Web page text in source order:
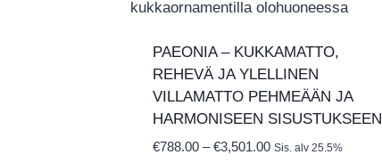
PAEONIA – KUKKAMATTO,
REHEVÄ JA YLELLINEN
VILLAMATTO PEHMEÄÄN JA
HARMONISEEN SISUSTUKSEEN
€788.00 – €3,501.00Hintaluokka:
Sis. alv 25.5%